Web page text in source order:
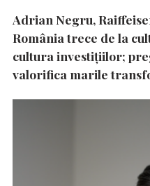
Adrian Negru,
România trece de la
cultura investițiilor;
valorifica marile